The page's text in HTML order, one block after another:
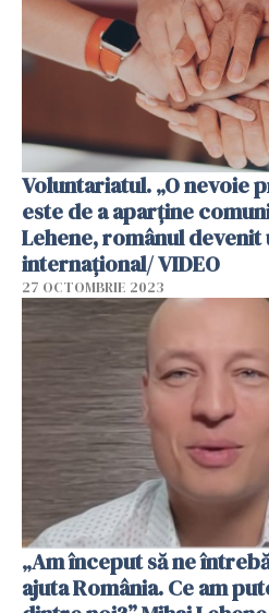
Voluntariatul. „O nevoie
este de a aparține
Lehene, românul devenit
internațional/ VIDEO
27 OCTOMBRIE 2023
„Am început să ne
ajuta România. Ce am